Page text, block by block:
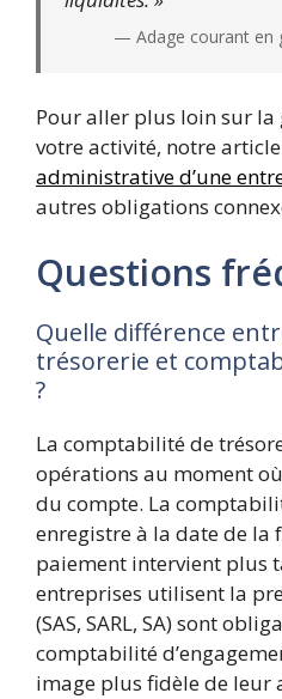
— Adage courant en
Pour aller plus loin sur
votre activité, notre
administrative d’une
autres obligations
Questions
Quelle différence
trésorerie et
?
La comptabilité de
opérations au moment
du compte. La
enregistre à la date de la
paiement intervient plus
entreprises utilisent la
(SAS, SARL, SA) sont
comptabilité
image plus fidèle de leur